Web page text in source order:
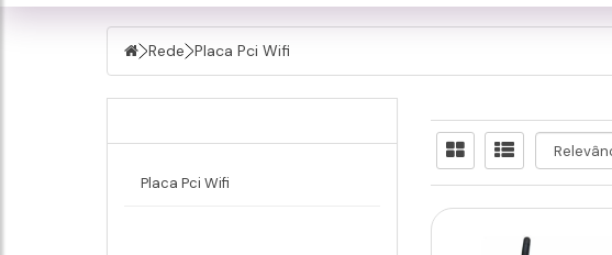
Rede Placa Pci Wifi
Placa Pci Wifi